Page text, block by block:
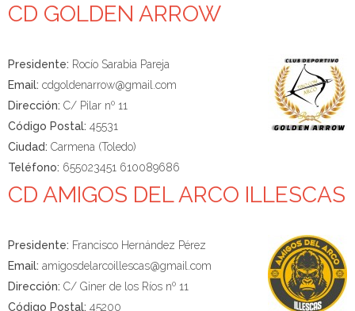
CD GOLDEN ARROW
Presidente: Rocío Sarabia Pareja
Email: cdgoldenarrow@gmail.com
Dirección: C/ Pilar nº 11
Código Postal: 45531
Ciudad: Carmena (Toledo)
Teléfono: 655023451 610089686
CD AMIGOS DEL ARCO ILLESCAS
Presidente: Francisco Hernández Pérez
Email: amigosdelarcoillescas@gmail.com
Dirección: C/ Giner de los Ríos nº 11
Código Postal: 45200